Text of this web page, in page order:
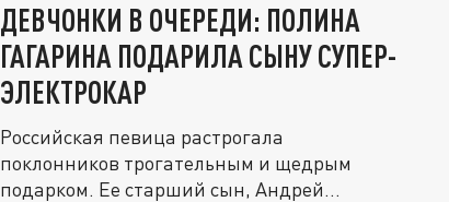
ДЕВЧОНКИ В ОЧЕРЕДИ: ПОЛИНА
ГАГАРИНА ПОДАРИЛА СЫНУ СУПЕР-
ЭЛЕКТРОКАР
Российская певица растрогала
поклонников трогательным и щедрым
подарком. Ее старший сын, Андрей